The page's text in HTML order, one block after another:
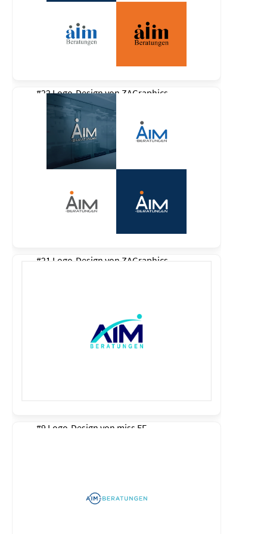
#22 Logo-Design von ZAGraphics
#21 Logo-Design von ZAGraphics
#9 Logo-Design von miss EF